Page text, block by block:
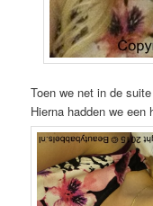
Toen we net in de
Hierna hadden we